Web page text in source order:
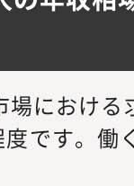
場におけ
です。働